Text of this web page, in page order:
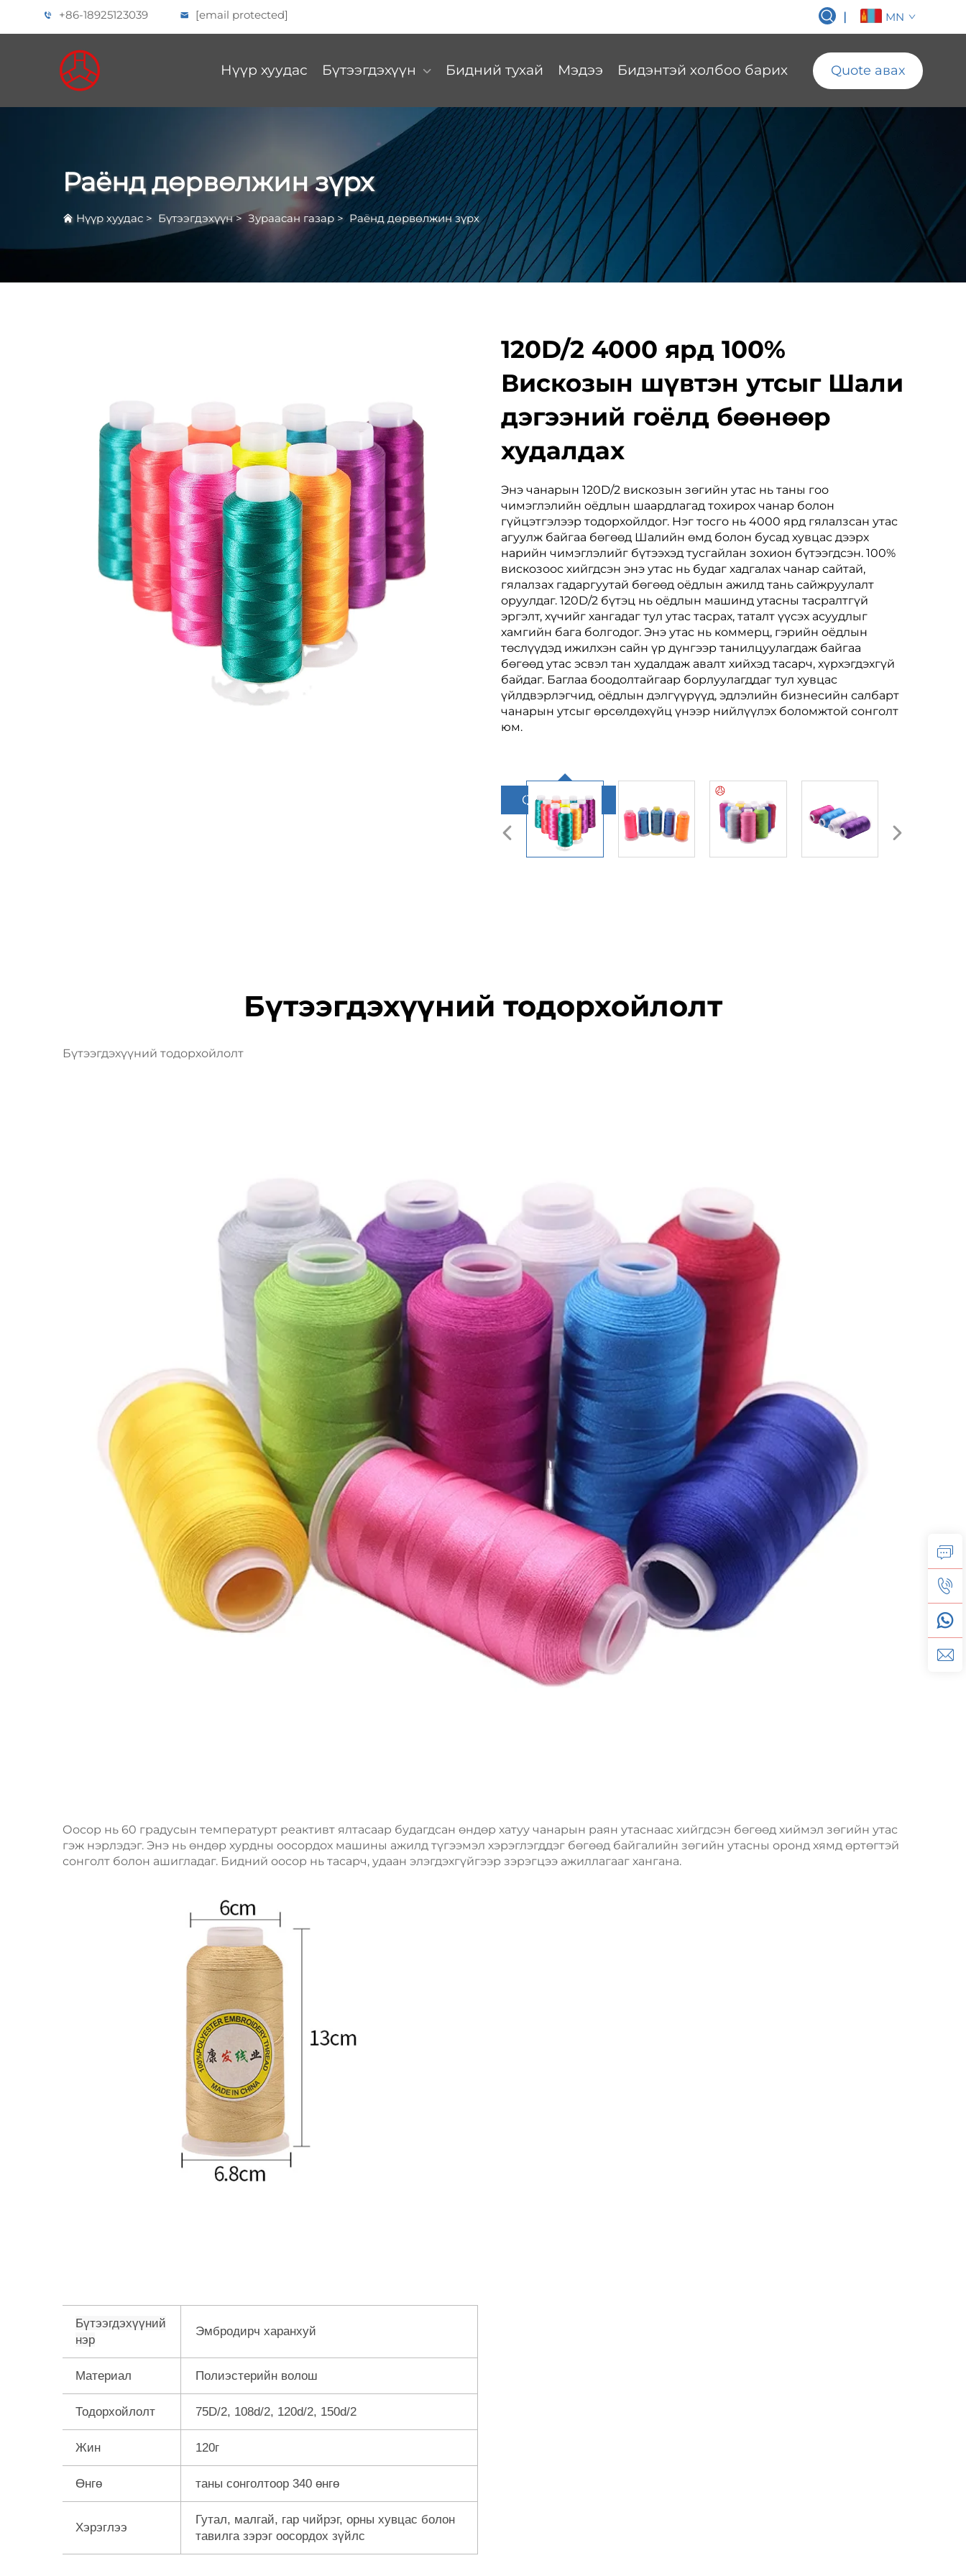
+86-18925123039 [email protected] | MN
Нүүр хуудас Бүтээгдэхүүн Бидний тухай Мэдээ Бидэнтэй холбоо барих Quote авах
Раёнд дөрвөлжин зүрх
Нүүр хуудас > Бүтээгдэхүүн> Зураасан газар > Раёнд дөрвөлжин зүрх
120D/2 4000 ярд 100%
Вискозын шүвтэн утсыг Шали
дэгээний гоёлд бөөнөөр
худалдах
Энэ чанарын 120D/2 вискозын зөгийн утас нь таны гоо
чимэглэлийн оёдлын шаардлагад тохирох чанар болон
гүйцэтгэлээр тодорхойлдог. Нэг тосго нь 4000 ярд гялалзсан утас
агуулж байгаа бөгөөд Шалийн өмд болон бусад хувцас дээрх
нарийн чимэглэлийг бүтээхэд тусгайлан зохион бүтээгдсэн. 100%
вискозоос хийгдсэн энэ утас нь будаг хадгалах чанар сайтай,
гялалзах гадаргуутай бөгөөд оёдлын ажилд тань сайжруулалт
оруулдаг. 120D/2 бүтэц нь оёдлын машинд утасны тасралтгүй
эргэлт, хүчийг хангадаг тул утас тасрах, таталт үүсэх асуудлыг
хамгийн бага болгодог. Энэ утас нь коммерц, гэрийн оёдлын
төслүүдэд ижилхэн сайн үр дүнгээр танилцуулагдаж байгаа
бөгөөд утас эсвэл тан худалдаж авалт хийхэд тасарч, хүрхэгдэхгүй
байдаг. Баглаа боодолтайгаар борлуулагддаг тул хувцас
үйлдвэрлэгчид, оёдлын дэлгүүрүүд, эдлэлийн бизнесийн салбарт
чанарын утсыг өрсөлдөхүйц үнээр нийлүүлэх боломжтой сонголт
юм.
Quote авах
Бүтээгдэхүүний тодорхойлолт
Бүтээгдэхүүний тодорхойлолт
Оосор нь 60 градусын температурт реактивт ялтасаар будагдсан өндөр хатуу чанарын раян утаснаас хийгдсэн бөгөөд хиймэл зөгийн утас
гэж нэрлэдэг. Энэ нь өндөр хурдны оосордох машины ажилд түгээмэл хэрэглэгддэг бөгөөд байгалийн зөгийн утасны оронд хямд өртөгтэй
сонголт болон ашигладаг. Бидний оосор нь тасарч, удаан элэгдэхгүйгээр зэрэгцээ ажиллагааг хангана.
Бүтээгдэхүүний
нэр
Эмбродирч харанхуй
Материал Полиэстерийн волош
Тодорхойлолт 75D/2, 108d/2, 120d/2, 150d/2
Жин 120г
Өнгө таны сонголтоор 340 өнгө
Хэрэглээ
Гутал, малгай, гар чийрэг, орны хувцас болон
тавилга зэрэг оосордох зүйлс